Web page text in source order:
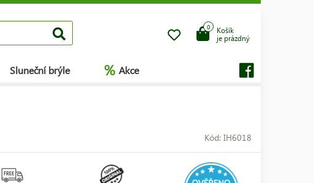
Košík
je prázdný
0
Sluneční brýle % Akce
Kód: IH6018